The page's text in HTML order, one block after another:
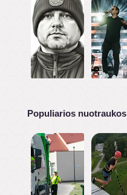
Populiarios nuotraukos